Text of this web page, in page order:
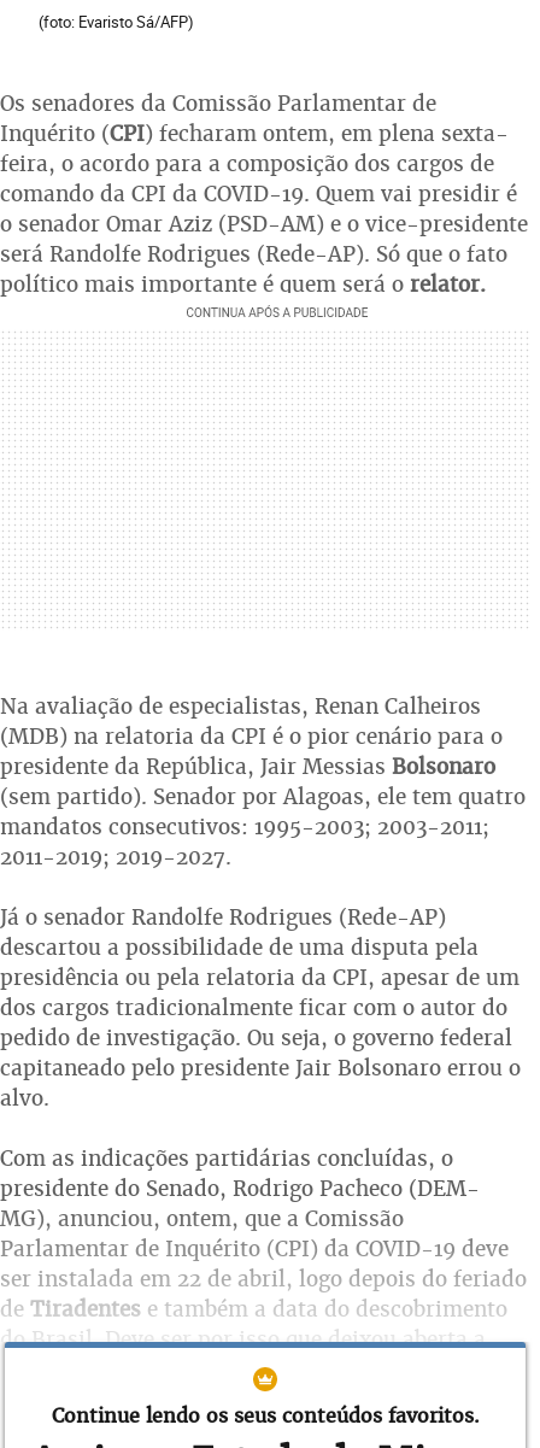
(foto: Evaristo Sá/AFP)
Os senadores da Comissão Parlamentar de
Inquérito (CPI) fecharam ontem, em plena sexta-
feira, o acordo para a composição dos cargos de
comando da CPI da COVID-19. Quem vai presidir é
o senador Omar Aziz (PSD-AM) e o vice-presidente
será Randolfe Rodrigues (Rede-AP). Só que o fato
político mais importante é quem será o relator.
Na avaliação de especialistas, Renan Calheiros
(MDB) na relatoria da CPI é o pior cenário para o
presidente da República, Jair Messias Bolsonaro
(sem partido). Senador por Alagoas, ele tem quatro
mandatos consecutivos: 1995-2003; 2003-2011;
2011-2019; 2019-2027.
Já o senador Randolfe Rodrigues (Rede-AP)
descartou a possibilidade de uma disputa pela
presidência ou pela relatoria da CPI, apesar de um
dos cargos tradicionalmente ficar com o autor do
pedido de investigação. Ou seja, o governo federal
capitaneado pelo presidente Jair Bolsonaro errou o
alvo.
Com as indicações partidárias concluídas, o
presidente do Senado, Rodrigo Pacheco (DEM-
MG), anunciou, ontem, que a Comissão
Parlamentar de Inquérito (CPI) da COVID-19 deve
ser instalada em 22 de abril, logo depois do feriado
de Tiradentes e também a data do descobrimento
do Brasil. Deve ser por isso que deixou aberta a
possibilidade de adiar para o dia 27, que é terça-
feira da outra semana.
Continue lendo os seus conteúdos favoritos.